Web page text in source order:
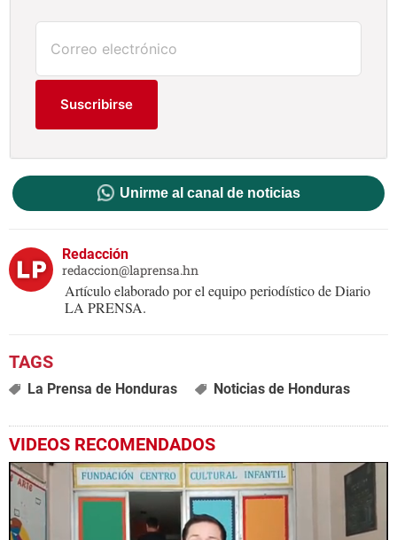
Suscribirse
Unirme al canal de noticias
Redacción
redaccion@laprensa.hn
Artículo elaborado por el equipo periodístico de Diario
LA PRENSA.
La Prensa de Honduras Noticias de Honduras
VIDEOS RECOMENDADOS